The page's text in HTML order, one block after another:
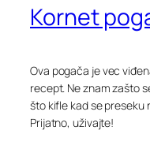
Kornet
Ova pogača je vec
recept. Ne znam zašto
što kifle kad se preseku
Prijatno, uživajte!